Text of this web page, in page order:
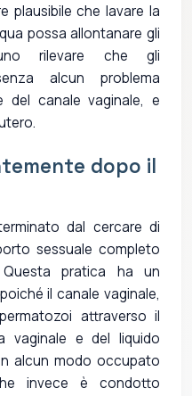
plausibile che lavare la
possa allontanare gli
rilevare che gli
alcun problema
del canale vaginale, e
dopo il
dal cercare di
sessuale completo
pratica ha un
il canale vaginale,
attraverso il
vaginale e del liquido
alcun modo occupato
invece è condotto